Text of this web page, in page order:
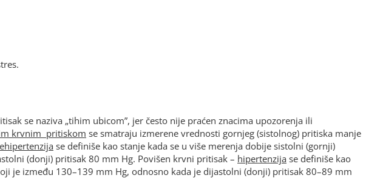
se naziva „tihim ubicom”, jer često nije praćen znacima upozorenja ili
krvnim pritiskom se smatraju izmerene vrednosti gornjeg (sistolnog) pritiska manje
se definiše kao stanje kada se u više merenja dobije sistolni (gornji)
(donji) pritisak 80 mm Hg. Povišen krvni pritisak – hipertenzija se definiše kao
je između 130–139 mm Hg, odnosno kada je dijastolni (donji) pritisak 80–89 mm